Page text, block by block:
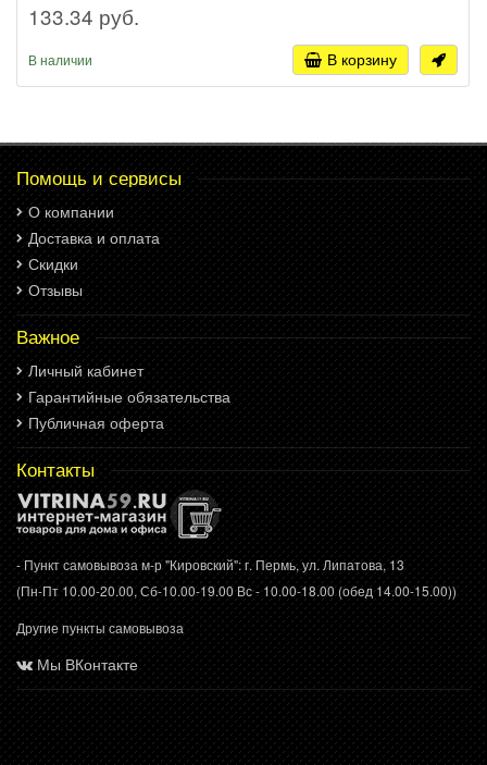
133.34 руб.
В наличии В корзину
Помощь и сервисы
О компании
Доставка и оплата
Скидки
Отзывы
Важное
Личный кабинет
Гарантийные обязательства
Публичная оферта
Контакты
- Пункт самовывоза м-р "Кировский": г. Пермь, ул. Липатова, 13
(Пн-Пт 10.00-20.00, Сб-10.00-19.00 Вс - 10.00-18.00 (обед 14.00-15.00))
Другие пункты самовывоза
Мы ВКонтакте